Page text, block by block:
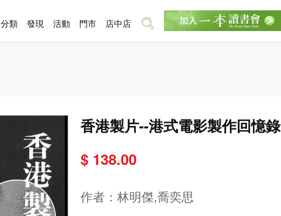
香港製片--港式電影製作回憶錄
$ 138.00
作者： 林明傑,喬奕思
分類 發現 活動 門市 店中店